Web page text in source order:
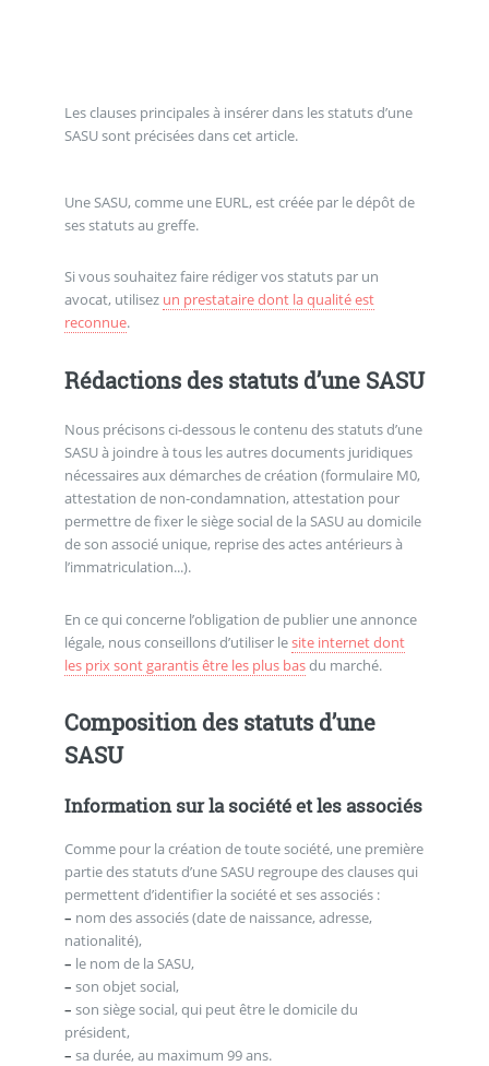
Les clauses principales à insérer dans les statuts d’une
SASU sont précisées dans cet article.
Une SASU, comme une EURL, est créée par le dépôt de
ses statuts au greffe.
Si vous souhaitez faire rédiger vos statuts par un
avocat, utilisez un prestataire dont la qualité est
reconnue.
Rédactions des statuts d’une SASU
Nous précisons ci-dessous le contenu des statuts d’une
SASU à joindre à tous les autres documents juridiques
nécessaires aux démarches de création (formulaire M0,
attestation de non-condamnation, attestation pour
permettre de fixer le siège social de la SASU au domicile
de son associé unique, reprise des actes antérieurs à
l’immatriculation...).
En ce qui concerne l’obligation de publier une annonce
légale, nous conseillons d’utiliser lesite internet dont
les prix sont garantis être les plus basdu marché.
Composition des statuts d’une
SASU
Information sur la société et les associés
Comme pour la création de toute société, une première
partie des statuts d’une SASU regroupe des clauses qui
permettent d’identifier la société et ses associés :
– nom des associés (date de naissance, adresse,
nationalité),
– le nom de la SASU,
– son objet social,
– son siège social, qui peut être le domicile du
président,
– sa durée, au maximum 99 ans.